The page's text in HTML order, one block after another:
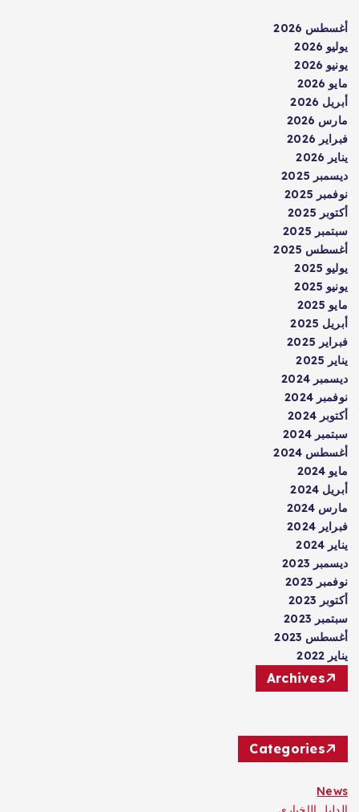
أغسطس 2026
يوليو 2026
يونيو 2026
مايو 2026
أبريل 2026
مارس 2026
فبراير 2026
يناير 2026
ديسمبر 2025
نوفمبر 2025
أكتوبر 2025
سبتمبر 2025
أغسطس 2025
يوليو 2025
يونيو 2025
مايو 2025
أبريل 2025
فبراير 2025
يناير 2025
ديسمبر 2024
نوفمبر 2024
أكتوبر 2024
سبتمبر 2024
أغسطس 2024
مايو 2024
أبريل 2024
مارس 2024
فبراير 2024
يناير 2024
ديسمبر 2023
نوفمبر 2023
أكتوبر 2023
سبتمبر 2023
أغسطس 2023
يناير 2022
Archives
Categories
News